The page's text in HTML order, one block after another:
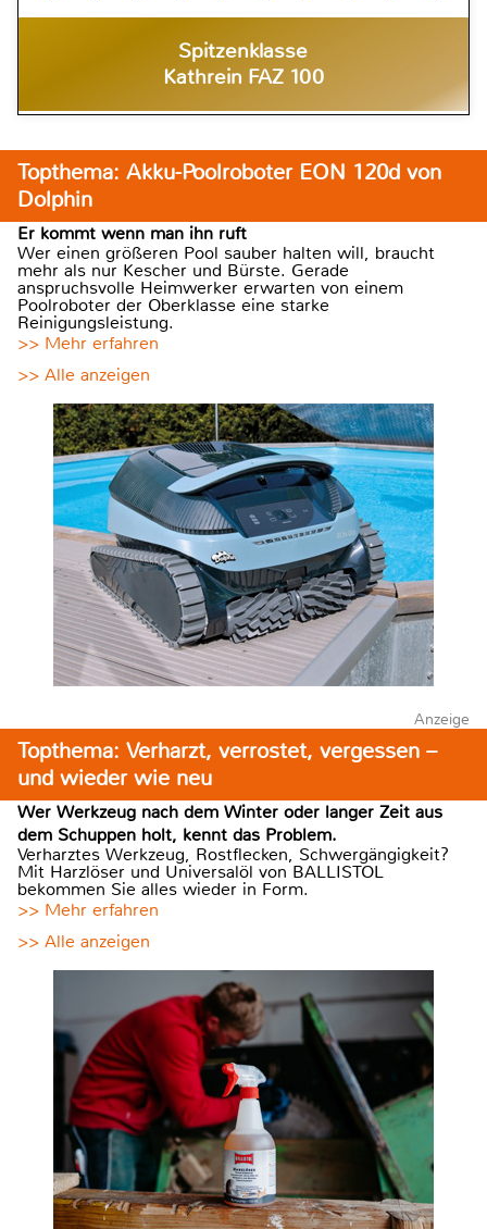
Spitzenklasse
Kathrein FAZ 100
Topthema: Akku-Poolroboter EON 120d von
Dolphin
Er kommt wenn man ihn ruft
Wer einen größeren Pool sauber halten will, braucht
mehr als nur Kescher und Bürste. Gerade
anspruchsvolle Heimwerker erwarten von einem
Poolroboter der Oberklasse eine starke
Reinigungsleistung.
>> Mehr erfahren
>> Alle anzeigen
Anzeige
Topthema: Verharzt, verrostet, vergessen –
und wieder wie neu
Wer Werkzeug nach dem Winter oder langer Zeit aus
dem Schuppen holt, kennt das Problem.
Verharztes Werkzeug, Rostflecken, Schwergängigkeit?
Mit Harzlöser und Universalöl von BALLISTOL
bekommen Sie alles wieder in Form.
>> Mehr erfahren
>> Alle anzeigen